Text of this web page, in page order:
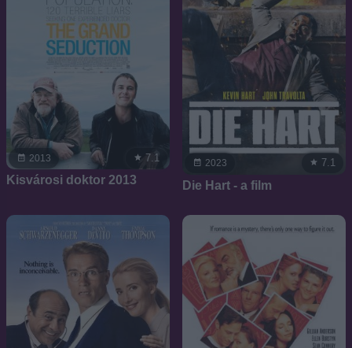
2013 7.1
Kisvárosi doktor 2013
2023 7.1
Die Hart - a film